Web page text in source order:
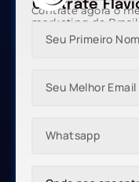
Contrate
Contrate agora o
marketing do Brasil